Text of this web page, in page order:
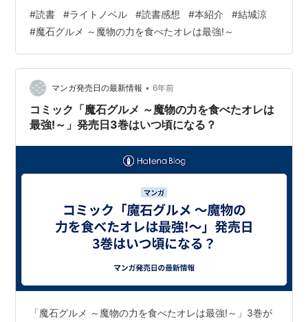
開ける。 あらすじ 結城涼『魔石グルメ 魔物の力を食べ
たオレは最強!』（カドカワBOOKS） 魔石グルメ 魔物の
力を食べたオレは最強！ (カドカワBOOKS) 作者:結城 涼
KADOKAWA Amazon 生まれ持ったスキルは"毒素分解
EX"、ハズレスキルと思いきや魔石の力…
#読書 #ライトノベル #読書感想 #本紹介 #結城涼
#魔石グルメ ～魔物の力を食べたオレは最強!～
マンガ発売日の最新情報 • 6年前
コミック「魔石グルメ ～魔物の力を食べたオレは
最強!～」発売日3巻はいつ頃になる？
「魔石グルメ ～魔物の力を食べたオレは最強!～」3巻が